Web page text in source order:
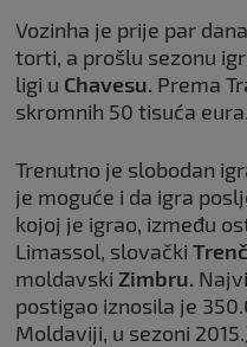
Vozinha je prije par
torti, a prošlu sezonu
ligi u Chavesu. Prema
skromnih 50 tisuća eura.
Trenutno je slobodan
je moguće i da igra
kojoj je igrao, između
Limassol, slovački
moldavski Zimbru.
postigao iznosila je
Moldaviji, u sezoni